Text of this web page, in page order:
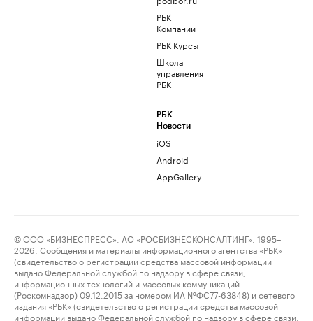
РБК
Компании
РБК Курсы
Школа
управления
РБК
РБК
Новости
iOS
Android
AppGallery
© ООО «БИЗНЕСПРЕСС», АО «РОСБИЗНЕСКОНСАЛТИНГ», 1995–
2026. Сообщения и материалы информационного агентства «РБК»
(свидетельство о регистрации средства массовой информации
выдано Федеральной службой по надзору в сфере связи,
информационных технологий и массовых коммуникаций
(Роскомнадзор) 09.12.2015 за номером ИА №ФС77-63848) и сетевого
издания «РБК» (свидетельство о регистрации средства массовой
информации выдано Федеральной службой по надзору в сфере связи,